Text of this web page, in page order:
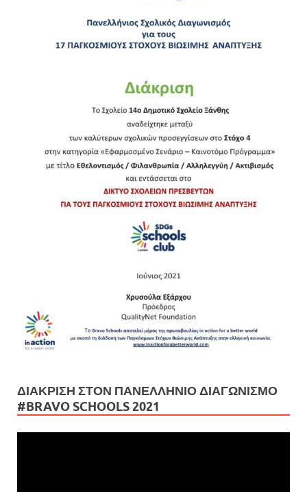
ΔΙΆΚΡΙΣΗ ΣΤΟΝ ΠΑΝΕΛΛΉΝΙΟ ΔΙΑΓΩΝΙΣΜΌ
#BRAVO SCHOOLS 2021